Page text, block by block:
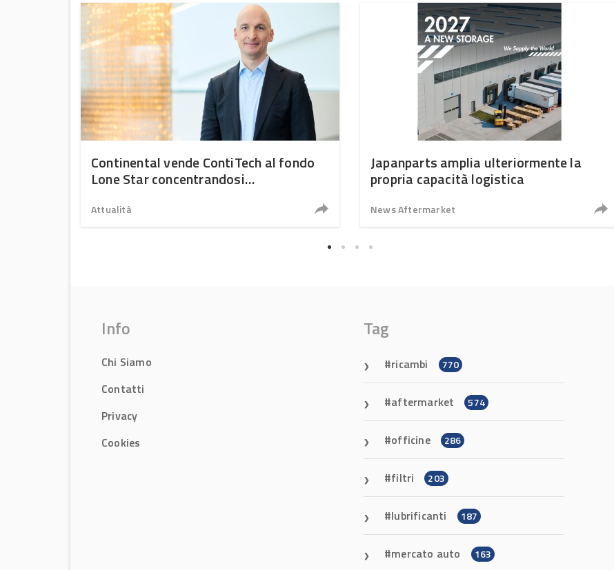
Continental vende ContiTech al fondo
Lone Star concentrandosi
pneumatici
Attualità
Japanparts amplia ulteriormente la
propria capacità logistica
News Aftermarket
Info
Chi Siamo
Contatti
Privacy
Cookies
Tag
ricambi 770
aftermarket 574
officine 286
filtri 203
lubrificanti 187
mercato auto 163